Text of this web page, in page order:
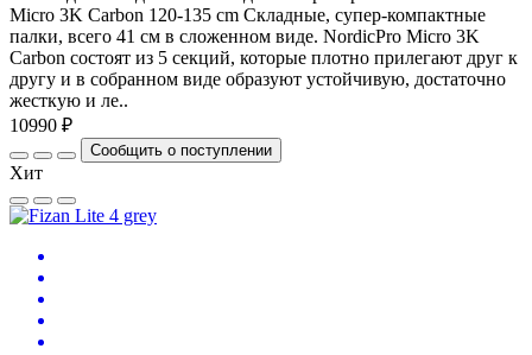
Micro 3K Carbon 120-135 cm Складные, супер-компактные
палки, всего 41 см в сложенном виде. NordicPro Micro 3K
Carbon состоят из 5 секций, которые плотно прилегают друг к
другу и в собранном виде образуют устойчивую, достаточно
жесткую и ле..
10990 ₽
Сообщить о поступлении
Хит